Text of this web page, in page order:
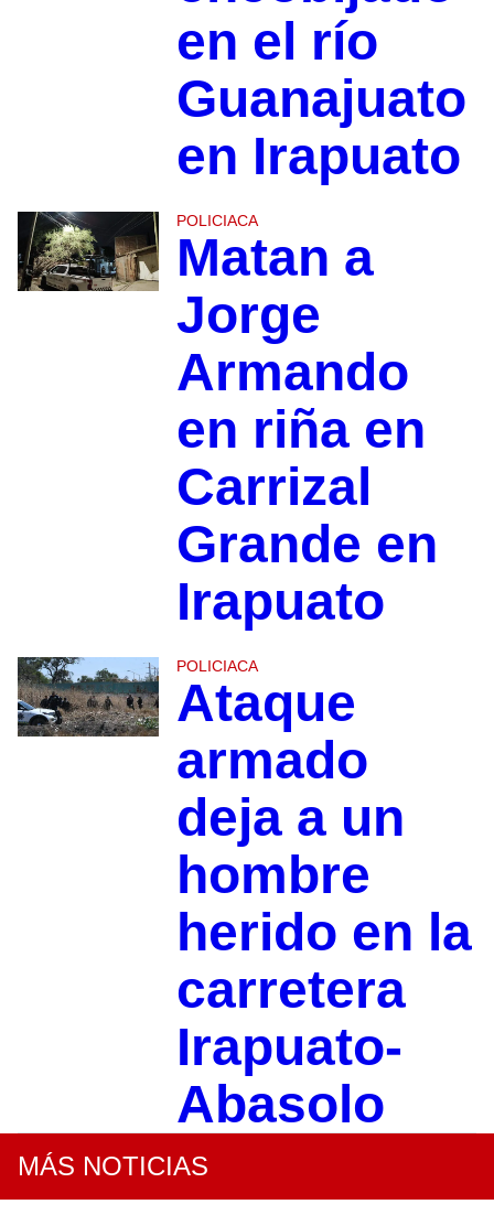
en el río
Guanajuato
en Irapuato
POLICIACA
Matan a
Jorge
Armando
en riña en
Carrizal
Grande en
Irapuato
POLICIACA
Ataque
armado
deja a un
hombre
herido en la
carretera
Irapuato-
Abasolo
MÁS NOTICIAS